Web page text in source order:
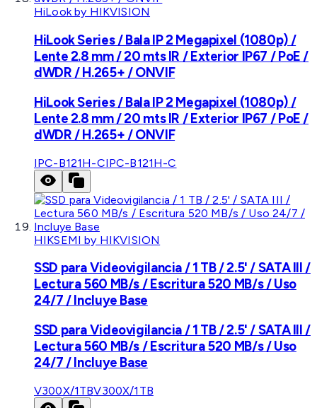
HiLook by HIKVISION
HiLook Series / Bala IP 2 Megapixel (1080p) /
Lente 2.8 mm / 20 mts IR / Exterior IP67 / PoE /
dWDR / H.265+ / ONVIF
HiLook Series / Bala IP 2 Megapixel (1080p) /
Lente 2.8 mm / 20 mts IR / Exterior IP67 / PoE /
dWDR / H.265+ / ONVIF
IPC-B121H-CIPC-B121H-C
HIKSEMI by HIKVISION
SSD para Videovigilancia / 1 TB / 2.5' / SATA III /
Lectura 560 MB/s / Escritura 520 MB/s / Uso
24/7 / Incluye Base
SSD para Videovigilancia / 1 TB / 2.5' / SATA III /
Lectura 560 MB/s / Escritura 520 MB/s / Uso
24/7 / Incluye Base
V300X/1TBV300X/1TB